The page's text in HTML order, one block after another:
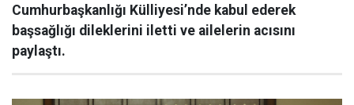
Cumhurbaşkanlığı Külliyesi’nde kabul ederek
başsağlığı dileklerini iletti ve ailelerin acısını
paylaştı.